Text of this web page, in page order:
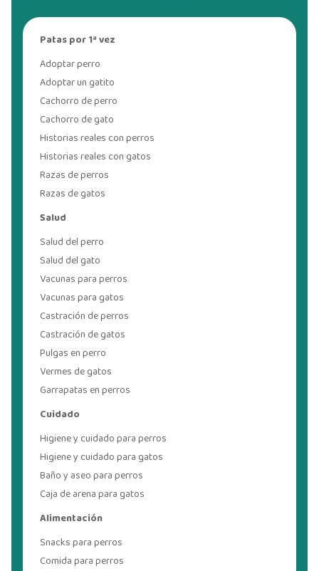
Patas por 1ª vez
Adoptar perro
Adoptar un gatito
Cachorro de perro
Cachorro de gato
Historias reales con perros
Historias reales con gatos
Razas de perros
Razas de gatos
Salud
Salud del perro
Salud del gato
Vacunas para perros
Vacunas para gatos
Castración de perros
Castración de gatos
Pulgas en perro
Vermes de gatos
Garrapatas en perros
Cuidado
Higiene y cuidado para perros
Higiene y cuidado para gatos
Baño y aseo para perros
Caja de arena para gatos
Alimentación
Snacks para perros
Comida para perros